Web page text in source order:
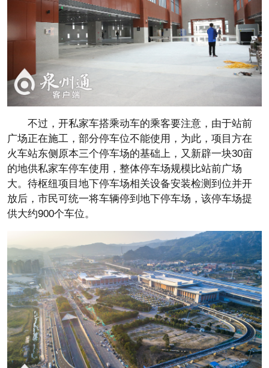
不过，开私家车搭乘动车的乘客要注意，由于站前
广场正在施工，部分停车位不能使用，为此，项目方在
火车站东侧原本三个停车场的基础上，又新辟一块30亩
的地供私家车停车使用，整体停车场规模比站前广场
大。待枢纽项目地下停车场相关设备安装检测到位并开
放后，市民可统一将车辆停到地下停车场，该停车场提
供大约900个车位。